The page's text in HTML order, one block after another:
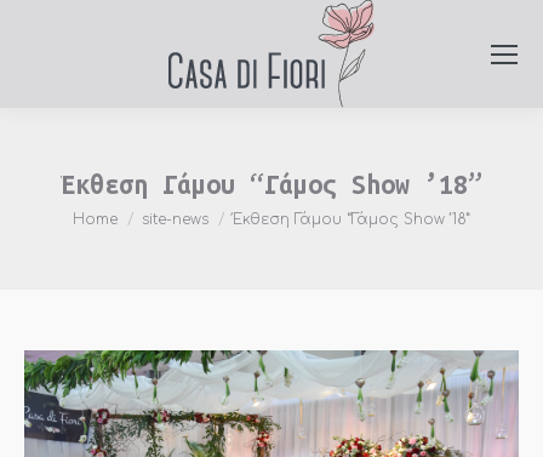
Έκθεση Γάμου “Γάμος Show ’18”
You are here:
Home site-news Έκθεση Γάμου “Γάμος Show ’18”